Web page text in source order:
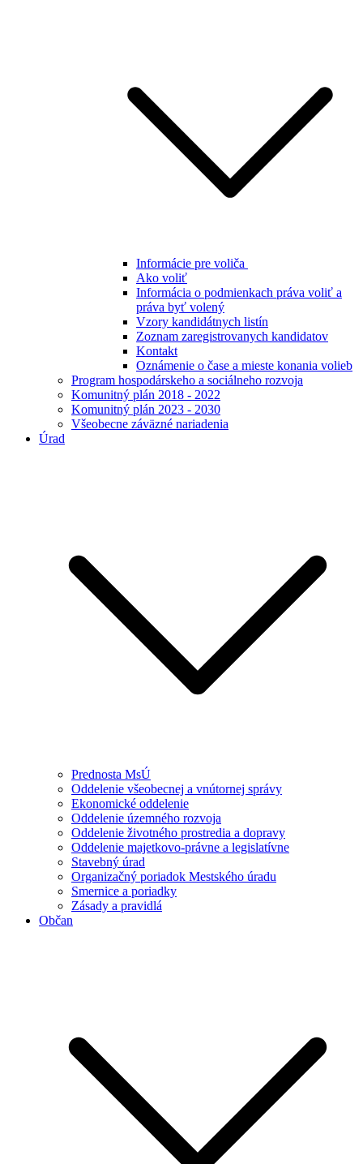
Informácie pre voliča
Ako voliť
Informácia o podmienkach práva voliť a
práva byť volený
Vzory kandidátnych listín
Zoznam zaregistrovanych kandidatov
Kontakt
Oznámenie o čase a mieste konania volieb
Program hospodárskeho a sociálneho rozvoja
Komunitný plán 2018 - 2022
Komunitný plán 2023 - 2030
Všeobecne záväzné nariadenia
Úrad
Prednosta MsÚ
Oddelenie všeobecnej a vnútornej správy
Ekonomické oddelenie
Oddelenie územného rozvoja
Oddelenie životného prostredia a dopravy
Oddelenie majetkovo-právne a legislatívne
Stavebný úrad
Organizačný poriadok Mestského úradu
Smernice a poriadky
Zásady a pravidlá
Občan